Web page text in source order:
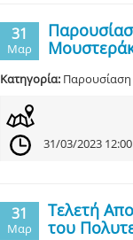
31
Μαρ
Κατηγορία:
31/03/2023
31
Μαρ
Τελετή
του